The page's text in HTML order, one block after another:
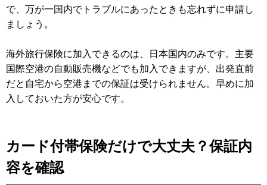
で、万が一国内でトラブルにあったときも忘れずに申請し
ましょう。
海外旅行保険に加入できるのは、日本国内のみです。主要
国際空港の自動販売機などでも加入できますが、出発直前
だと自宅から空港までの保証は受けられません。早めに加
入しておいた方が安心です。
カード付帯保険だけで大丈夫？保証内
容を確認